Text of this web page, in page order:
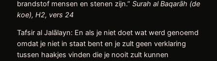
brandstof mensen en stenen zijn.” Surah al Baqarāh (de
koe), H2, vers 24
Tafsir al Jalālayn: En als je niet doet wat werd genoemd
omdat je niet in staat bent en je zult geen verklaring
tussen haakjes vinden die je nooit zult kunnen